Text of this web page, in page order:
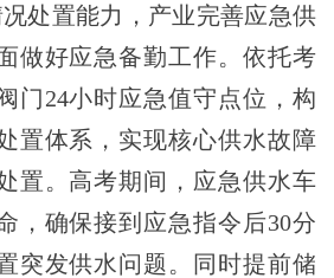
处置能力，产业完善应急供
做好应急备勤工作。依托考
门24小时应急值守点位，构
置体系，实现核心供水故障
置。高考期间，应急供水车
，确保接到应急指令后30分
突发供水问题。同时提前储